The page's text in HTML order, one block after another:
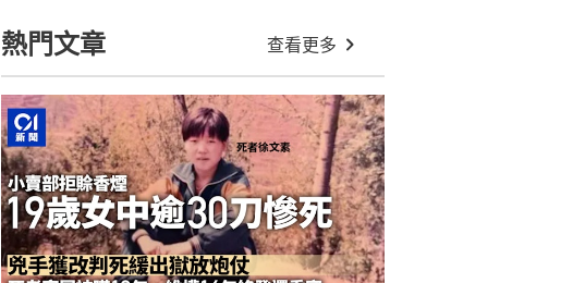
熱門文章 查看更多